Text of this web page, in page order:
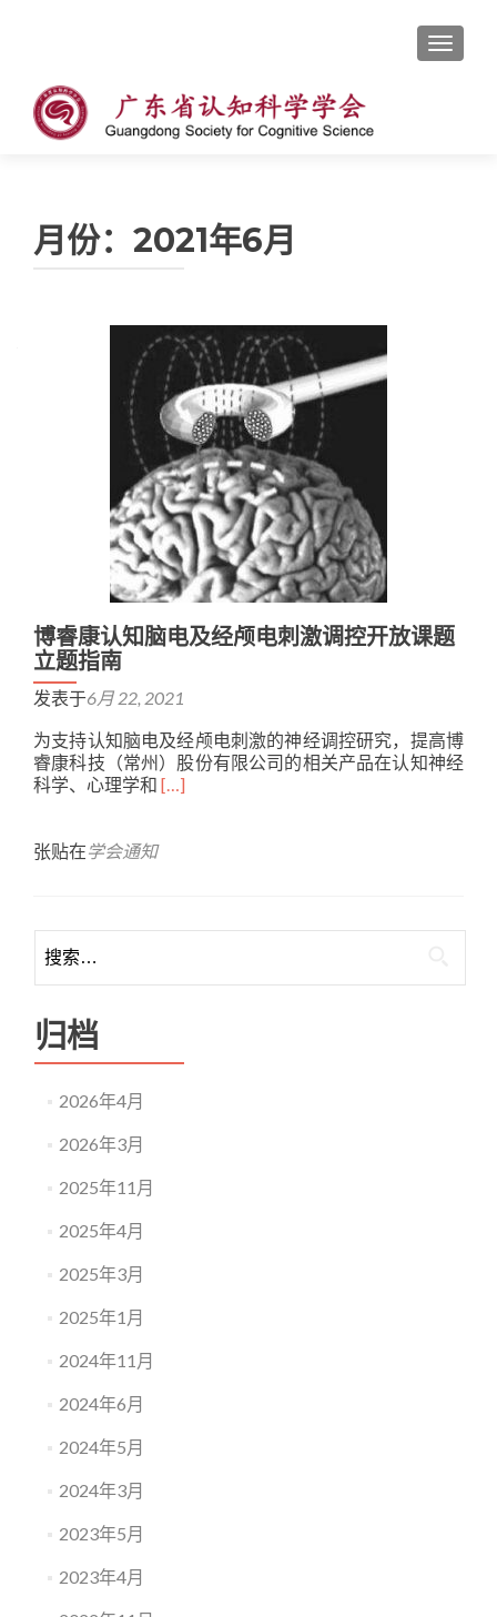
切换导
月份：2021年6月
博睿康认知脑电及经颅电刺激调控开放课题
立题指南
发表于6月 22, 2021
为支持认知脑电及经颅电刺激的神经调控研究，提高博
睿康科技（常州）股份有限公司的相关产品在认知神经
科学、心理学和 Read
知
电
电
[…]
张贴在学会通知
归档
2026年4月
2026年3月
2025年11月
2025年4月
2025年3月
2025年1月
2024年11月
2024年6月
2024年5月
2024年3月
2023年5月
2023年4月